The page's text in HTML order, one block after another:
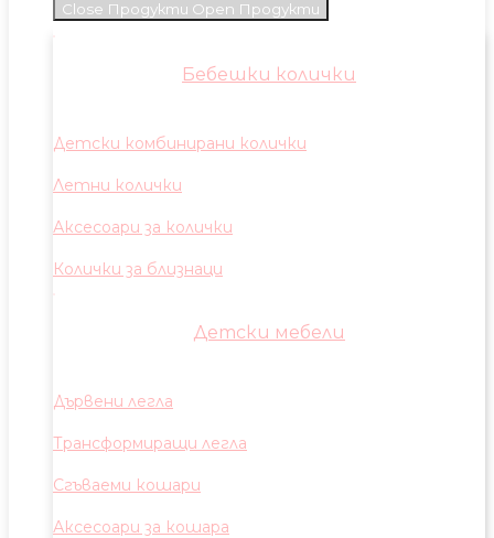
Close Продукти Open Продукти
Бебешки колички
Детски комбинирани колички
Летни колички
Аксесоари за колички
Колички за близнаци
Детски мебели
Дървени легла
Трансформиращи легла
Сгъваеми кошари
Аксесоари за кошара